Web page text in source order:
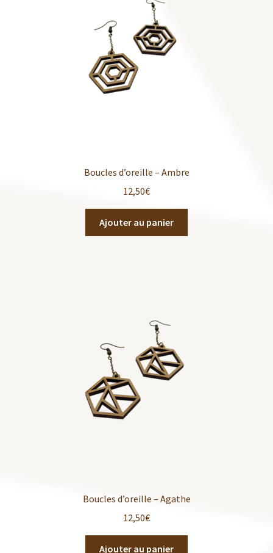
Boucles d’oreille – Ambre
12,50€
Ajouter au panier
Boucles d’oreille – Agathe
12,50€
Ajouter au panier